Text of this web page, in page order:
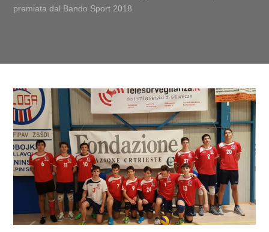
premiata dal Bando Sport 2018